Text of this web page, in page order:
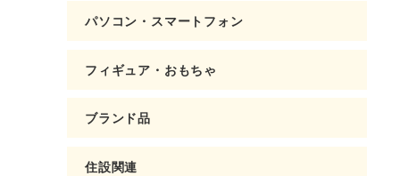
パソコン・スマートフォン
フィギュア・おもちゃ
ブランド品
住設関連